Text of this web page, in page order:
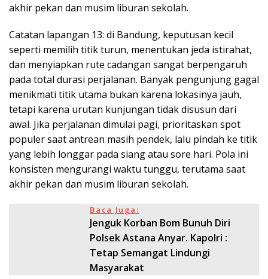
akhir pekan dan musim liburan sekolah.
Catatan lapangan 13: di Bandung, keputusan kecil
seperti memilih titik turun, menentukan jeda istirahat,
dan menyiapkan rute cadangan sangat berpengaruh
pada total durasi perjalanan. Banyak pengunjung gagal
menikmati titik utama bukan karena lokasinya jauh,
tetapi karena urutan kunjungan tidak disusun dari
awal. Jika perjalanan dimulai pagi, prioritaskan spot
populer saat antrean masih pendek, lalu pindah ke titik
yang lebih longgar pada siang atau sore hari. Pola ini
konsisten mengurangi waktu tunggu, terutama saat
akhir pekan dan musim liburan sekolah.
Baca Juga:
Jenguk Korban Bom Bunuh Diri
Polsek Astana Anyar. Kapolri :
Tetap Semangat Lindungi
Masyarakat